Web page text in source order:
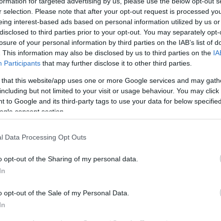
selection. Please note that after your opt-out request is processed
interest-based ads based on personal information utilized by us
to third parties prior to your opt-out. You may separately
of your personal information by third parties on the IAB’s list of
This information may also be disclosed by us to third parties on the
Participants that may further disclose it to other third parties.
that this website/app uses one or more Google services and may
but not limited to your visit or usage behaviour. You may
to Google and its third-party tags to use your data for below
consent section.
Data Processing Opt Outs
opt-out of the Sharing of my personal data.
opt-out of the Sale of my Personal Data.
Több boltba is eljuthatott egy visszahívott
élelmiszer
Több magyarországi vállalkozáshoz is eljutott az a vietnámi
leveskocka, amit nem jelölt szójaallergén-tartalom miatt vissza
kellett hívni a forgalomból - közölte a Nemzeti Kereskedelmi
és…